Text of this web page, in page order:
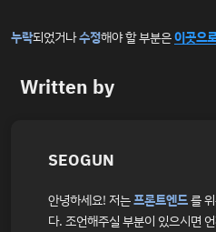
누락되었거나수정해야 할 부분은이곳으
Written by
SEOGUN
안녕하세요! 저는프론트엔드를
다. 조언해주실 부분이 있으시면